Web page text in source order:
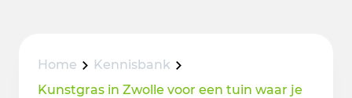
Home
Kennisbank
Kunstgras in Zwolle voor een tuin waar je